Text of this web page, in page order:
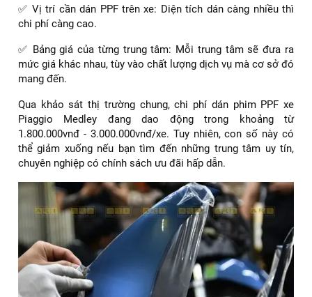
✅ Vị trí cần dán PPF trên xe: Diện tích dán càng nhiều thì
chi phí càng cao.
✅ Bảng giá của từng trung tâm: Mỗi trung tâm sẽ đưa ra
mức giá khác nhau, tùy vào chất lượng dịch vụ mà cơ sở đó
mang đến.
Qua khảo sát thị trường chung, chi phí dán phim PPF xe
Piaggio Medley đang dao động trong khoảng từ
1.800.000vnđ - 3.000.000vnđ/xe. Tuy nhiên, con số này có
thể giảm xuống nếu bạn tìm đến những trung tâm uy tín,
chuyên nghiệp có chính sách ưu đãi hấp dẫn.